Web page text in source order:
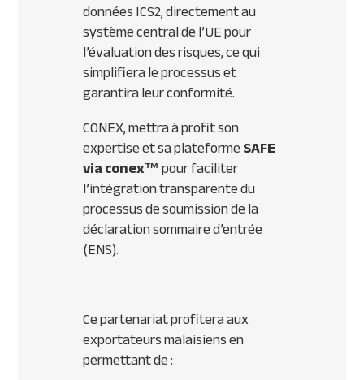
données ICS2, directement au
système central de l’UE pour
l’évaluation des risques, ce qui
simplifiera le processus et
garantira leur conformité.
CONEX, mettra à profit son
expertise et sa plateformeSAFE
via conex™pour faciliter
l’intégration transparente du
processus de soumission de la
déclaration sommaire d’entrée
(ENS).
Ce partenariat profitera aux
exportateurs malaisiens en
permettant de :